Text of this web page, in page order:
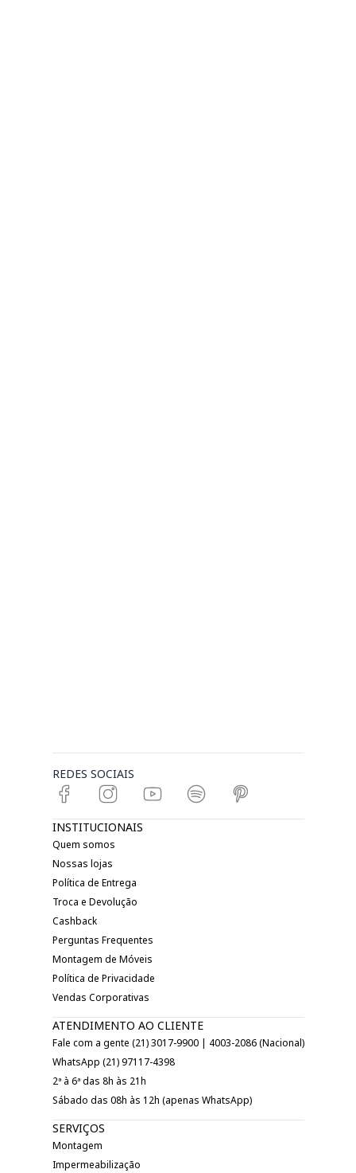
REDES SOCIAIS
INSTITUCIONAIS
Quem somos
Nossas lojas
Política de Entrega
Troca e Devolução
Cashback
Perguntas Frequentes
Montagem de Móveis
Política de Privacidade
Vendas Corporativas
ATENDIMENTO AO CLIENTE
Fale com a gente (21) 3017-9900 | 4003-2086 (Nacional)
WhatsApp (21) 97117-4398
2ª à 6ª das 8h às 21h
Sábado das 08h às 12h (apenas WhatsApp)
SERVIÇOS
Montagem
Impermeabilização